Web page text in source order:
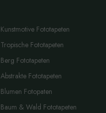
Kunstmotive Fototapeten
Tropische Fototapeten
Berg Fototapeten
Abstrakte Fototapeten
Blumen Fotopaten
Baum & Wald Fototapeten